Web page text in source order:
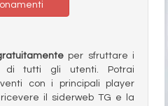
per sfruttare i
di tutti gli utenti. Potrai
con i principali player
il siderweb TG e la